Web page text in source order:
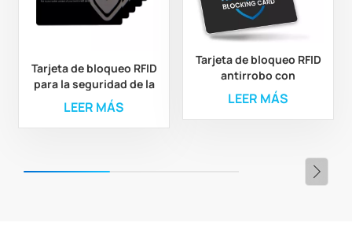
Tarjeta de bloqueo RFID
para la seguridad de la
cartera
LEER MÁS
Tarjeta de bloqueo RFID
antirrobo con
impresión
personalizada y número
de serie
LEER MÁS